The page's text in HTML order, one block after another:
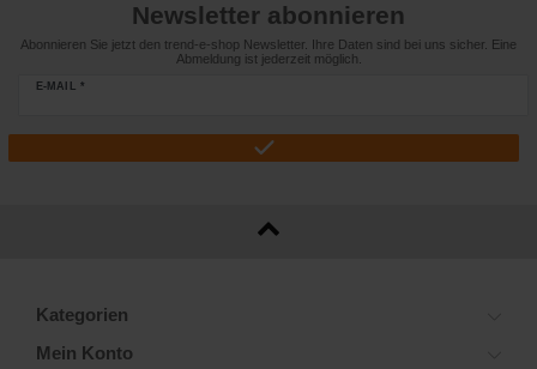
Newsletter abonnieren
Abonnieren Sie jetzt den trend-e-shop Newsletter. Ihre Daten sind bei uns sicher. Eine
Abmeldung ist jederzeit möglich.
E-MAIL *
Kategorien
Mein Konto